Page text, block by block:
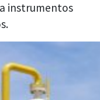
instrumentos